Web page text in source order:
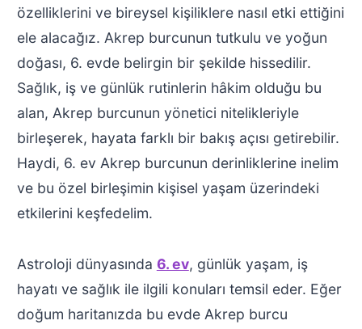
özelliklerini ve bireysel kişiliklere nasıl etki ettiğini
ele alacağız. Akrep burcunun tutkulu ve yoğun
doğası, 6. evde belirgin bir şekilde hissedilir.
Sağlık, iş ve günlük rutinlerin hâkim olduğu bu
alan, Akrep burcunun yönetici nitelikleriyle
birleşerek, hayata farklı bir bakış açısı getirebilir.
Haydi, 6. ev Akrep burcunun derinliklerine inelim
ve bu özel birleşimin kişisel yaşam üzerindeki
etkilerini keşfedelim.
Astroloji dünyasında 6. ev, günlük yaşam, iş
hayatı ve sağlık ile ilgili konuları temsil eder. Eğer
doğum haritanızda bu evde Akrep burcu